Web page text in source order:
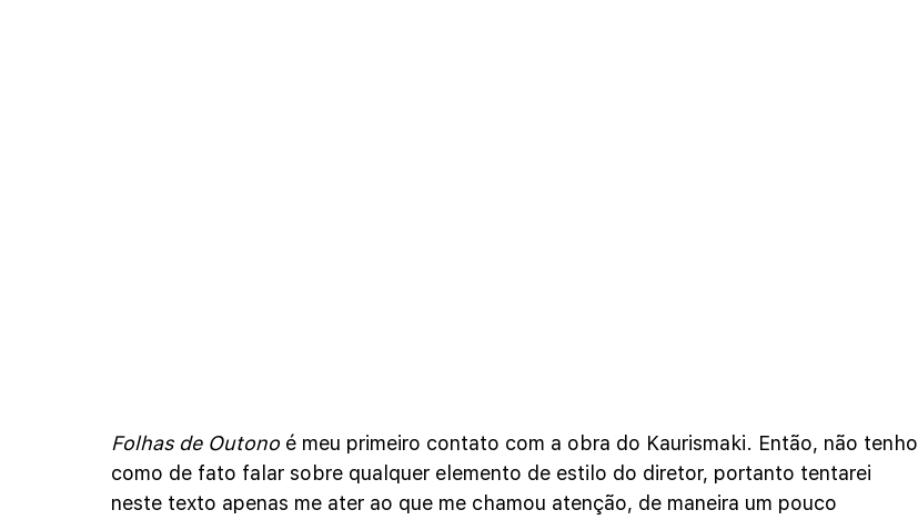
Folhas de Outono é meu primeiro contato com a obra do Kaurismaki. Então, não tenho
como de fato falar sobre qualquer elemento de estilo do diretor, portanto tentarei
neste texto apenas me ater ao que me chamou atenção, de maneira um pouco